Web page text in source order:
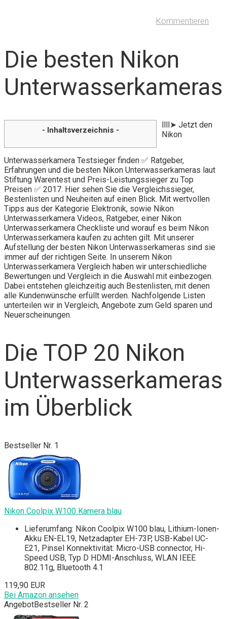
Kommentieren
Die besten Nikon
Unterwasserkameras
- Inhaltsverzeichnis -
llll➤ Jetzt den
Nikon
Unterwasserkamera Testsieger finden ✅ Ratgeber,
Erfahrungen und die besten Nikon Unterwasserkameras laut
Stiftung Warentest und Preis-Leistungssieger zu Top
Preisen ✅ 2017. Hier sehen Sie die Vergleichssieger,
Bestenlisten und Neuheiten auf einen Blick. Mit wertvollen
Tipps aus der Kategorie Elektronik, sowie Nikon
Unterwasserkamera Videos, Ratgeber, einer Nikon
Unterwasserkamera Checkliste und worauf es beim Nikon
Unterwasserkamera kaufen zu achten gilt. Mit unserer
Aufstellung der besten Nikon Unterwasserkameras sind sie
immer auf der richtigen Seite. In unserem Nikon
Unterwasserkamera Vergleich haben wir unterschiedliche
Bewertungen und Vergleich in die Auswahl mit einbezogen.
Dabei entstehen gleichzeitig auch Bestenlisten, mit denen
alle Kundenwünsche erfüllt werden. Nachfolgende Listen
unterteilen wir in Vergleich, Angebote zum Geld sparen und
Neuerscheinungen.
Die TOP 20 Nikon
Unterwasserkameras
im Überblick
Bestseller Nr. 1
Nikon Coolpix W100 Kamera blau
Lieferumfang: Nikon Coolpix W100 blau, Lithium-Ionen-
Akku EN-EL19, Netzadapter EH-73P, USB-Kabel UC-
E21, Pinsel Konnektivität: Micro-USB connector, Hi-
Speed USB, Typ D HDMI-Anschluss, WLAN IEEE
802.11g, Bluetooth 4.1
119,90 EUR
Bei Amazon ansehen
AngebotBestseller Nr. 2